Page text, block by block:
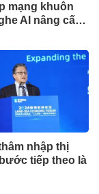
mạng khuôn
AI nâng cấp
nhập thị
tiếp theo là